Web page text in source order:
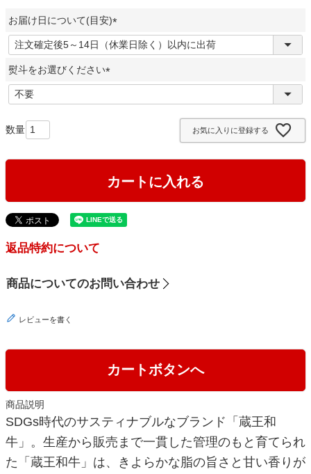
カートボタンへ
商品説明
SDGs時代のサスティナブルなブランド「蔵王和
牛」。生産から販売まで一貫した管理のもと育てられ
た「蔵王和牛」は、きよらかな脂の旨さと甘い香りが
お届け日について(目安)
(
必
)
熨斗をお選びください
必
お気に入りに登録する
カートに入れる
返品特約について
商品についてのお問い合わせ
レビューを書く